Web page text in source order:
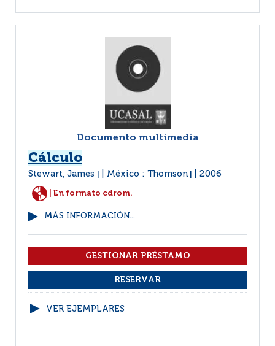
Documento multimedia
Cálculo
Stewart, James México : Thomson 2006
| En formato cdrom.
MÁS INFORMACIÓN...
VER EJEMPLARES